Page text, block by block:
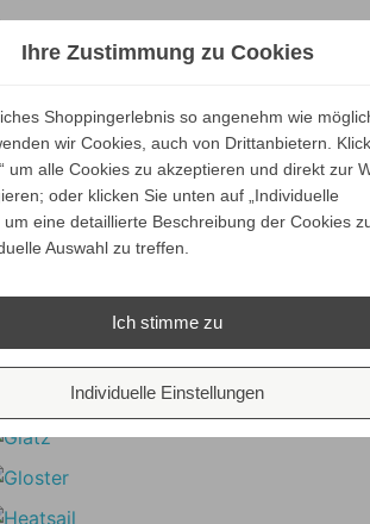
Ihre Zustimmung zu Cookies
Shoppingerlebnis so angenehm wie
wir Cookies, auch von Drittanbietern.
um alle Cookies zu akzeptieren und direkt zur
oder klicken Sie unten auf „Individuelle
um eine detaillierte Beschreibung der Cookies
Auswahl zu treffen.
Ich stimme zu
Individuelle Einstellungen